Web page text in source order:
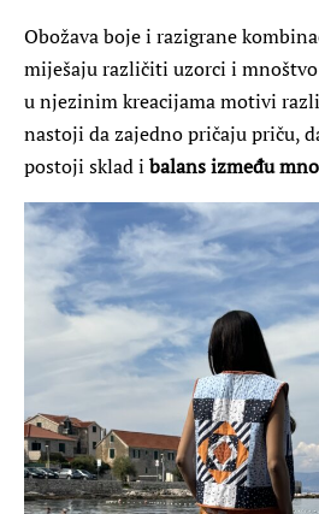
Obožava boje i razigrane
miješaju različiti uzorci i
u njezinim kreacijama motivi
nastoji da zajedno pričaju priču,
postoji sklad i balans između